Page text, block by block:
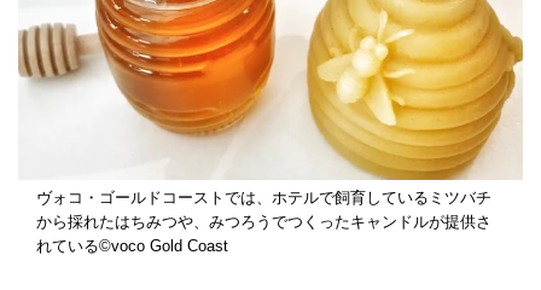
ヴォコ・ゴールドコーストでは、ホテルで飼育しているミツバチ
から採れたはちみつや、みつろうでつくったキャンドルが提供さ
れている©voco Gold Coast